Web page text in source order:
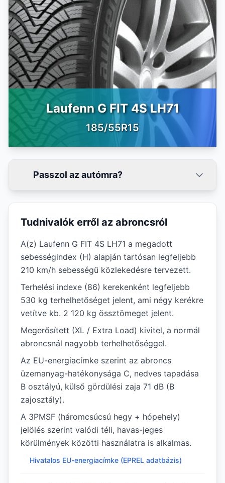
Laufenn G FIT 4S LH71
185/55R15
Passzol az autómra?
Tudnivalók erről az abroncsról
A(z) Laufenn G FIT 4S LH71 a megadott
sebességindex (H) alapján tartósan legfeljebb
210 km/h sebességű közlekedésre tervezett.
Terhelési indexe (86) kerekenként legfeljebb
530 kg terhelhetőséget jelent, ami négy kerékre
vetítve kb. 2 120 kg össztömeget jelent.
Megerősített (XL / Extra Load) kivitel, a normál
abroncsnál nagyobb terhelhetőséggel.
Az EU-energiacímke szerint az abroncs
üzemanyag-hatékonysága C, nedves tapadása
B osztályú, külső gördülési zaja 71 dB (B
zajosztály).
A 3PMSF (háromcsúcsú hegy + hópehely)
jelölés szerint valódi téli, havas-jeges
körülmények közötti használatra is alkalmas.
Hivatalos EU-energiacímke (EPREL adatbázis)